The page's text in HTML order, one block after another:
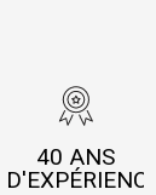
40 ANS